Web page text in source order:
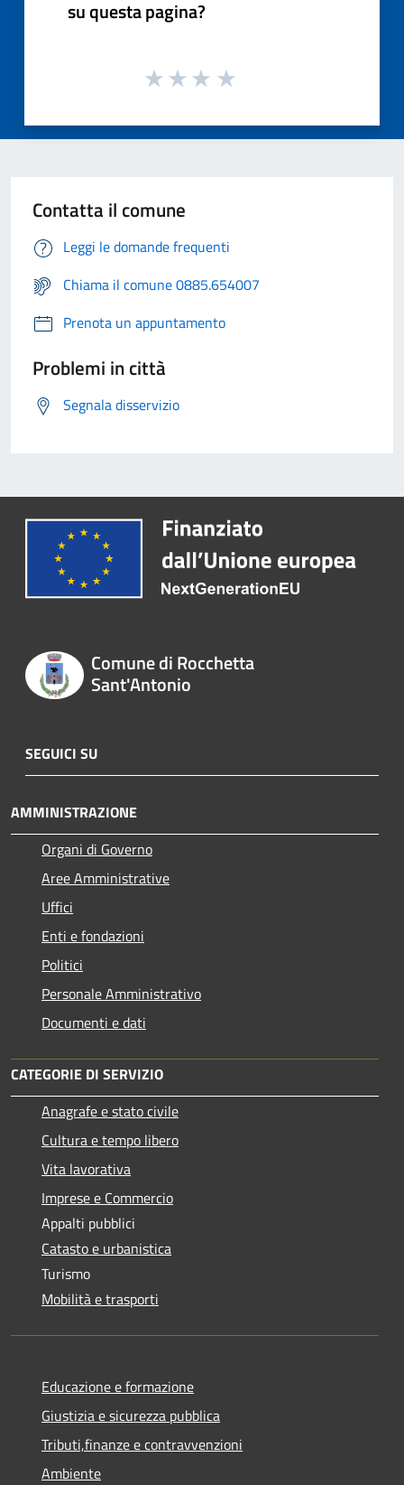
su questa pagina?
Contatta il comune
Leggi le domande frequenti
Chiama il comune 0885.654007
Prenota un appuntamento
Problemi in città
Segnala disservizio
Comune di Rocchetta
Sant'Antonio
SEGUICI SU
AMMINISTRAZIONE
Organi di Governo
Aree Amministrative
Uffici
Enti e fondazioni
Politici
Personale Amministrativo
Documenti e dati
CATEGORIE DI SERVIZIO
Anagrafe e stato civile
Cultura e tempo libero
Vita lavorativa
Imprese e Commercio
Appalti pubblici
Catasto e urbanistica
Turismo
Mobilità e trasporti
Educazione e formazione
Giustizia e sicurezza pubblica
Tributi,finanze e contravvenzioni
Ambiente